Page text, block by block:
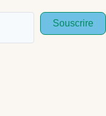
Souscrire